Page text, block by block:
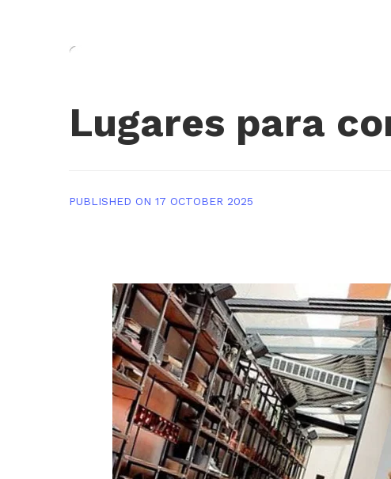
Lugares para
PUBLISHED ON 17 OCTOBER 2025